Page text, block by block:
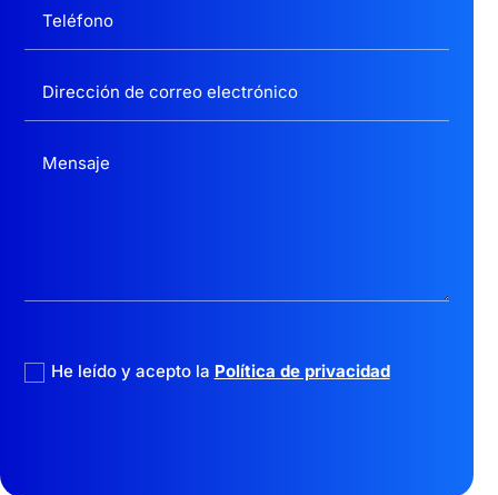
He leído y acepto la Política de privacidad